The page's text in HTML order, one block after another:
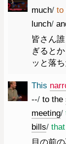
much/ to
lunch/
皆さん
ぎると
ッと落
This
--/ to the
meeting/
bills/ that
目の前